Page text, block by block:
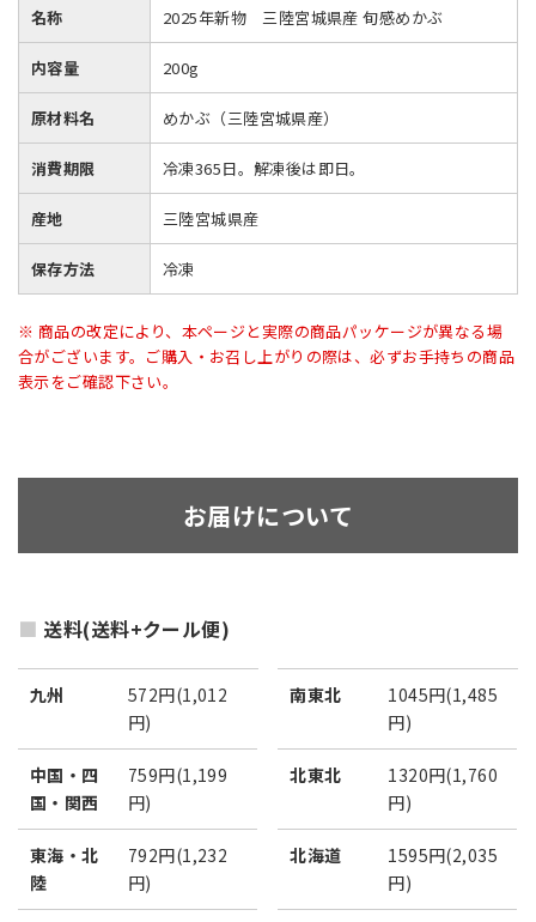
名称 2025年新物 三陸宮城県産 旬感めかぶ
内容量 200g
原材料名 めかぶ（三陸宮城県産）
消費期限 冷凍365日。解凍後は即日。
産地 三陸宮城県産
保存方法 冷凍
※ 商品の改定により、本ページと実際の商品パッケージが異なる場
合がございます。ご購入・お召し上がりの際は、必ずお手持ちの商品
表示をご確認下さい。
お届けについて
送料(送料+クール便)
九州
572円(1,012
円)
中国・四
国・関西
759円(1,199
円)
東海・北
陸
792円(1,232
円)
南東北
1045円(1,485
円)
北東北
1320円(1,760
円)
北海道
1595円(2,035
円)